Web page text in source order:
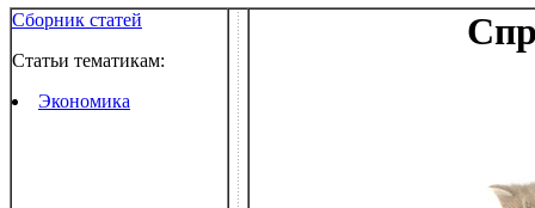
Сборник статей
Статьи тематикам:
Экономика